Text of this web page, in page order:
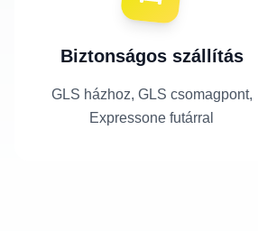
Biztonságos szállítás
GLS házhoz, GLS csomagpont,
Expressone futárral